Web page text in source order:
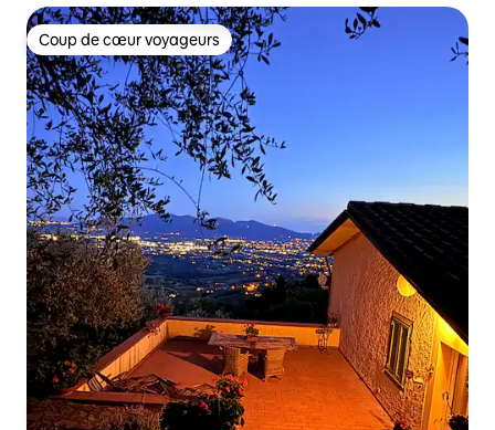
Coup de cœur voyageurs
Coup de cœur voyageurs